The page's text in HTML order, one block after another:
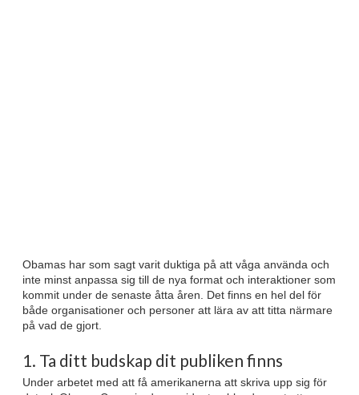
Obamas har som sagt varit duktiga på att våga använda och
inte minst anpassa sig till de nya format och interaktioner som
kommit under de senaste åtta åren. Det finns en hel del för
både organisationer och personer att lära av att titta närmare
på vad de gjort.
1. Ta ditt budskap dit publiken finns
Under arbetet med att få amerikanerna att skriva upp sig för